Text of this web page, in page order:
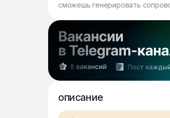
сможешь генерировать
описание